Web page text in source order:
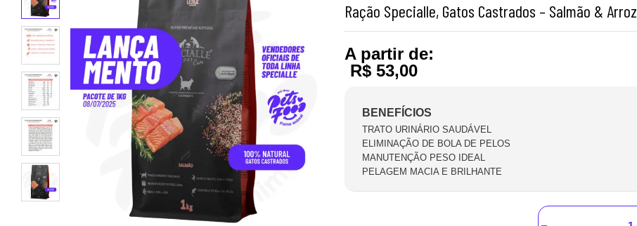
Ração Specialle, Gatos Castrados – Salmão & Arroz
A partir de:
R$53,00
BENEFÍCIOS
TRATO URINÁRIO SAUDÁVEL
ELIMINAÇÃO DE BOLA DE PELOS
MANUTENÇÃO PESO IDEAL
PELAGEM MACIA E BRILHANTE